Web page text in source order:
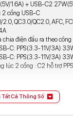
1.6A) + USB-C2
2 cổng USB-C
2.0, QC3.0/QC2.0, AFC,
chia điện đầu ra theo công
C: PPS(3.3-11V/3A)
C: PPS(3.3-11V/3A)
lúc 2 cổng : C2 hỗ trợ
Tất Cả Thông Số